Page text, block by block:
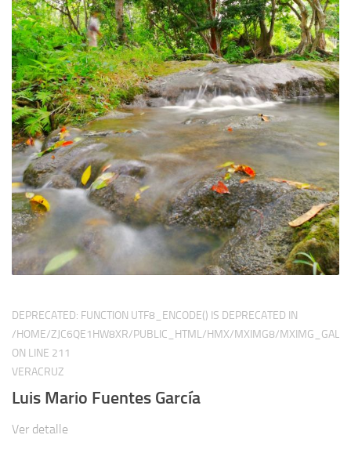
DEPRECATED: FUNCTION UTF8_ENCODE() IS DEPRECATED IN
/HOME/ZJC6QE1HW8XR/PUBLIC_HTML/HMX/MXIMG8/
ON LINE 211
VERACRUZ
Luis Mario Fuentes García
Ver detalle